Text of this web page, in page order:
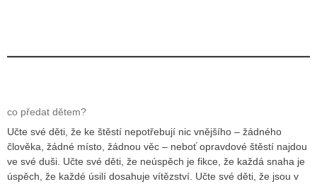
co předat dětem?
Učte své děti, že ke štěstí nepotřebují nic vnějšího – žádného
člověka, žádné místo, žádnou věc – neboť opravdové štěstí najdou
ve své duši. Učte své děti, že neúspěch je fikce, že každá snaha je
úspěch, že každé úsilí dosahuje vítězství. Učte své děti, že jsou v